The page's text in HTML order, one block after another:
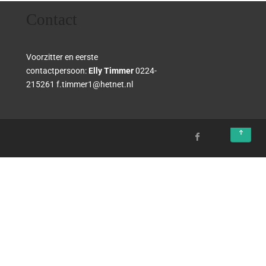
Voorzitter en eerste
contactpersoon: Elly Timmer0224-
215261 f.timmer1@hetnet.nl
↑